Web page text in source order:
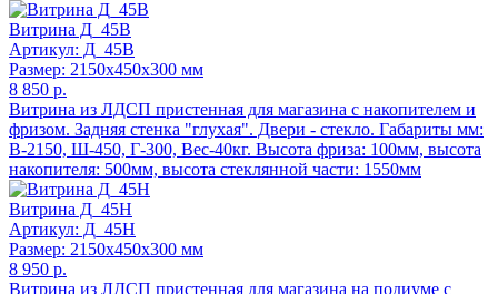
Витрина Д_45В
Артикул: Д_45В
Размер: 2150x450x300 мм
8 850 р.
Витрина из ЛДСП пристенная для магазина с накопителем и
фризом. Задняя стенка "глухая". Двери - стекло. Габариты мм:
В-2150, Ш-450, Г-300, Вес-40кг. Высота фриза: 100мм, высота
накопителя: 500мм, высота стеклянной части: 1550мм
Витрина Д_45Н
Артикул: Д_45Н
Размер: 2150x450x300 мм
8 950 р.
Витрина из ЛДСП пристенная для магазина на подиуме с